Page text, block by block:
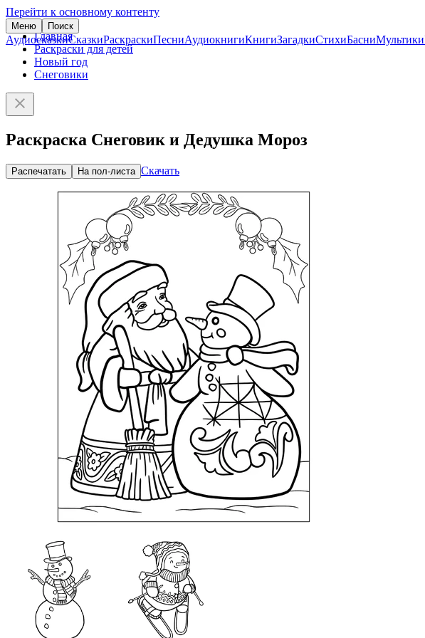
Перейти к основному контенту
Меню Поиск
АудиосказкиСказкиРаскраскиПесниАудиокнигиКнигиЗагадкиСтихиБасниМультики
Главная
Раскраски для детей
Новый год
Снеговики
Раскраска Снеговик и Дедушка Мороз
Распечатать На пол-листа Скачать